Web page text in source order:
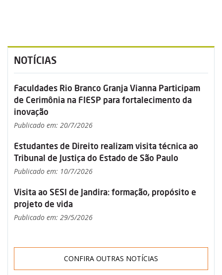
NOTÍCIAS
Faculdades Rio Branco Granja Vianna Participam
de Cerimônia na FIESP para fortalecimento da
inovação
Publicado em: 20/7/2026
Estudantes de Direito realizam visita técnica ao
Tribunal de Justiça do Estado de São Paulo
Publicado em: 10/7/2026
Visita ao SESI de Jandira: formação, propósito e
projeto de vida
Publicado em: 29/5/2026
CONFIRA OUTRAS NOTÍCIAS